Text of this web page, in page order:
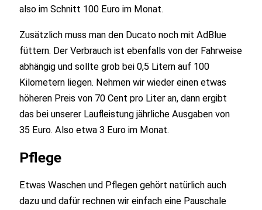
also im Schnitt 100 Euro im Monat.
Zusätzlich muss man den Ducato noch mit AdBlue
füttern. Der Verbrauch ist ebenfalls von der Fahrweise
abhängig und sollte grob bei 0,5 Litern auf 100
Kilometern liegen. Nehmen wir wieder einen etwas
höheren Preis von 70 Cent pro Liter an, dann ergibt
das bei unserer Laufleistung jährliche Ausgaben von
35 Euro. Also etwa 3 Euro im Monat.
Pflege
Etwas Waschen und Pflegen gehört natürlich auch
dazu und dafür rechnen wir einfach eine Pauschale